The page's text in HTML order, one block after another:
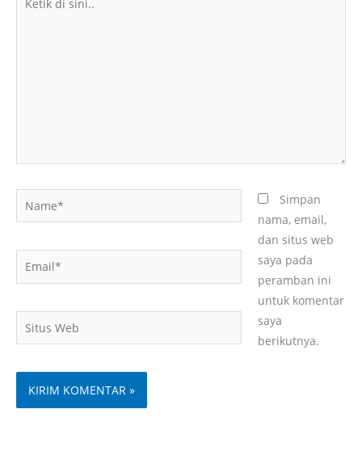
Email*
Situs
Web
Simpan
nama, email,
dan situs web
saya pada
peramban ini
untuk komentar
saya
berikutnya.